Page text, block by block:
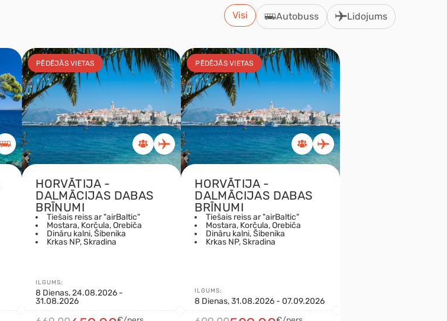
Visi Autobuss Lidojums
PĒDĒJĀS VIETAS
HORVĀTIJA -
DALMĀCIJAS DABAS
BRĪNUMI
Tiešais reiss ar "airBaltic"
Mostara, Korčula, Orebiča
Dināru kalni, Šibenika
Krkas NP, Skradina
ILGUMS:
8 Dienas, 24.08.2026 -
31.08.2026
PĒDĒJĀS VIETAS
HORVĀTIJA -
DALMĀCIJAS DABAS
BRĪNUMI
Tiešais reiss ar "airBaltic"
Mostara, Korčula, Orebiča
Dināru kalni, Šibenika
Krkas NP, Skradina
ILGUMS:
8 Dienas, 31.08.2026 - 07.09.2026